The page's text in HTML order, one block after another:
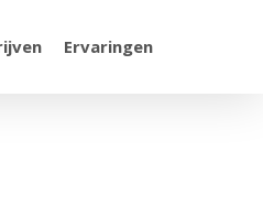
Ervaringen